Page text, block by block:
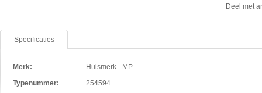
Deel met
Specificaties
Merk:
Huismerk - MP
Typenummer:
254594